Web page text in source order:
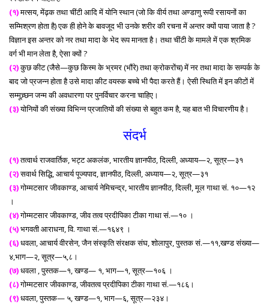
(१)मत्सय, मेंढ़क तथा चींटी आदि में योनि स्थान (जो कि वीर्य तथा अण्डाणु रूपी रसायनों का
सम्मिश्रण होता है) एक ही होने के बावजूद भी उनके शरीर की रचना में अन्तर क्यों पाया जाता है ?
विज्ञान इस अन्तर को नर तथा मादा के भेद रूप मानता है। तथा चींटी के मामले में एक श्रमिक
वर्ग भी मान लेता है, ऐसा क्यों ?
(२)कुछ कीट (जैसे—कुछ किस्म के भ्रमर (भौंरे) तथा क्रोकरोंच) में नर तथा मादा के सम्पर्क के
बाद जो प्रजन्न होता है उसे मादा कीट वयस्क बच्चे भी पैदा करते हैं। ऐसी स्थिति में इन कीटों में
सम्मूच्र्छन जन्म की अवधारणा पर पुनर्विचार करना चाहिए।
(३)योनियों की संख्या विभिन्न प्रजातियों की संख्या से बहुत कम है, यह बात भी विचारणीय है।
संदर्भ
(१)तत्वार्थ राजवार्तिक, भट्ट अकलंक, भारतीय ज्ञानपीठ, दिल्ली, अध्याय—२, सूत्र—३१
(२)सवार्थ सिद्धि, आचार्य पूज्यपाद, ज्ञानपीठ, दिल्ली, अध्याय—२, सूत्र—३१
(३)गोम्मटसार जीवकाण्ड, आचार्य नेमिचन्द्र, भारतीय ज्ञानपीठ, दिल्ली, मूल गाथा सं. १०—१२
।
(४)गोम्मटसार जीवकाण्ड, जीव तत्व प्रदीपिका टीका गाथा सं.—१० ।
(५)भगवती आराधना, वि. गाथा सं.—१६४९ ।
(६)धवला, आचार्य वीरसेन, जैन संस्कृति संरक्षक संघ, शोलापुर, पुस्तक सं.—११,खण्ड संख्या—
४,भाग—२, सूत्र—५,८।
(७)धवला , पुस्तक—१, खण्ड— १, भाग—१, सूत्र—१०६ ।
(८)गोम्मटसार जीवकाण्ड, जीवतत्व प्रदीपिका टीका गाथा सं.—१८६।
(९)धवला, पुस्तक— ५, खण्ड—१, भाग—६, सूत्र—२३४।